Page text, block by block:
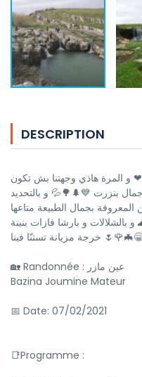
DESCRIPTION
💚❤ و المرة هاذي وجهتنا بش تكون
بنزرت 💙🌲🌳💦 و بالتحديد
بجمال الطبيعة متاعها
مزيانة تستنّا فينا 🌷🌹🦇😁
🏡 Randonnée : عين مازر
Bazina Joumine Mateur
📅 Date: 07/02/2021
📑Programme :